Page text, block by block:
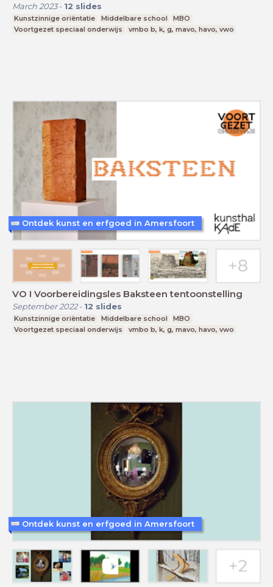
March 2023- 12 slides
Kunstzinnige oriëntatie Middelbare school
MBO
Voortgezet speciaal onderwijs
vmbo b, k, g, mavo, havo, vwo
VO I Voorbereidingsles Baksteen tentoonstelling
September 2022- 12 slides
Kunstzinnige oriëntatie Middelbare school
MBO
Voortgezet speciaal onderwijs
vmbo b, k, g, mavo, havo, vwo
Ontdek kunst en erfgoed in Amersfoort
Ontdek kunst en erfgoed in Amersfoort